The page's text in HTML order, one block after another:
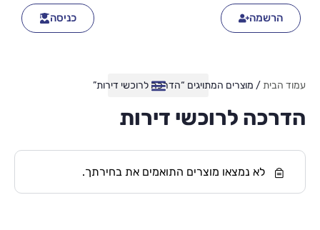
הרשמה כניסה
עמוד הבית/ מוצרים המתויגים “הדרכה לרוכשי דירות”
הדרכה לרוכשי דירות
לא נמצאו מוצרים התואמים את בחירתך.